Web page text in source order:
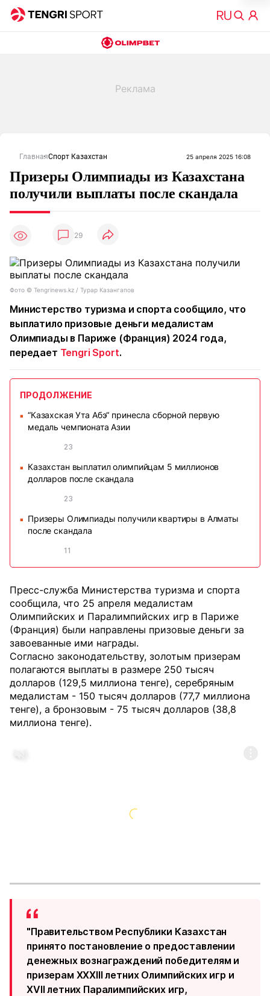
ГлавнаяСпорт Казахстан 25 апреля 2025 16:08
Призеры Олимпиады из Казахстана
получили выплаты после скандала
29
Фото ©️ Tengrinews.kz / Турар Казангапов
Министерство туризма и спорта сообщило, что
выплатило призовые деньги медалистам
Олимпиады в Париже (Франция) 2024 года,
передает Tengri Sport.
ПРОДОЛЖЕНИЕ
■
“Казахская Ута Абэ“ принесла сборной первую
медаль чемпионата Азии
23
■
Казахстан выплатил олимпийцам 5 миллионов
долларов после скандала
23
■
Призеры Олимпиады получили квартиры в Алматы
после скандала
11
Пресс-служба Министерства туризма и спорта
сообщила, что 25 апреля медалистам
Олимпийских и Паралимпийских игр в Париже
(Франция) были направлены призовые деньги за
завоеванные ими награды.
Согласно законодательству, золотым призерам
полагаются выплаты в размере 250 тысяч
долларов (129,5 миллиона тенге), серебряным
медалистам - 150 тысяч долларов (77,7 миллиона
тенге), а бронзовым - 75 тысяч долларов (38,8
миллиона тенге).
"Правительством Республики Казахстан
принято постановление о предоставлении
денежных вознаграждений победителям и
призерам XXXIII летних Олимпийских игр и
XVII летних Паралимпийских игр,